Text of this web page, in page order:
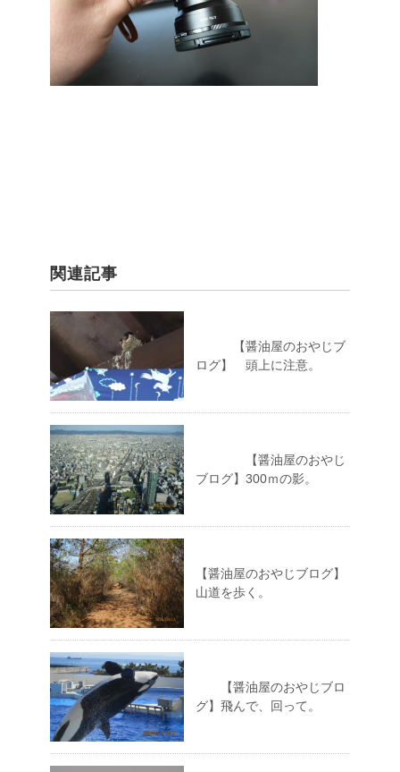
関連記事
【醤油屋のおやじブ
ログ】 頭上に注意。
【醤油屋のおやじ
ブログ】300ｍの影。
【醤油屋のおやじブログ】
山道を歩く。
【醤油屋のおやじブロ
グ】飛んで、回って。